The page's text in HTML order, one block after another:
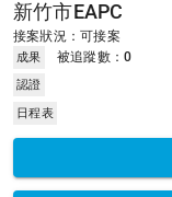
新竹市EAPC
接案狀況：可接案
成果 被追蹤數：0
認證
日程表